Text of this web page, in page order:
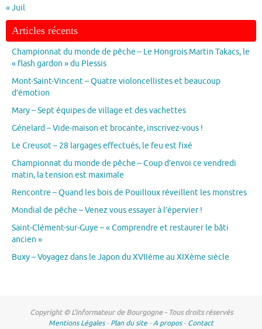
« Juil
Articles récents
Championnat du monde de pêche – Le Hongrois Martin Takacs, le
« flash gardon » du Plessis
Mont-Saint-Vincent – Quatre violoncellistes et beaucoup
d’émotion
Mary – Sept équipes de village et des vachettes
Génelard – Vide-maison et brocante, inscrivez-vous !
Le Creusot – 28 largages effectués, le feu est fixé
Championnat du monde de pêche – Coup d’envoi ce vendredi
matin, la tension est maximale
Rencontre – Quand les bois de Pouilloux réveillent les monstres
Mondial de pêche – Venez vous essayer à l’épervier !
Saint-Clément-sur-Guye – « Comprendre et restaurer le bâti
ancien »
Buxy – Voyagez dans le Japon du XVIIème au XIXème siècle
Copyright © L'informateur de Bourgogne - Tous droits réservés
Mentions Légales- Plan du site -A propos- Contact